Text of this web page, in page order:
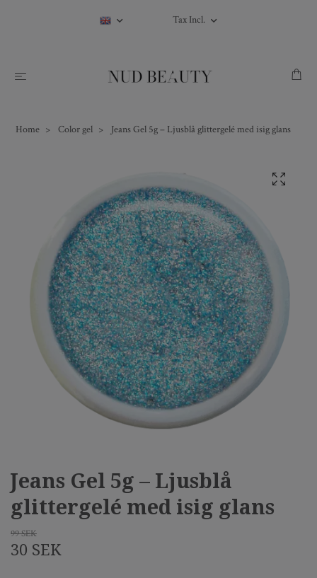
Tax Incl.
Home Color gel Jeans Gel 5g – Ljusblå glittergelé med isig glans
Jeans Gel 5g – Ljusblå
glittergelé med isig glans
99 SEK
30 SEK